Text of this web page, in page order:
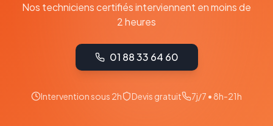
Nos techniciens certifiés interviennent en moins de
2 heures
01 88 33 64 60
Intervention sous 2h Devis gratuit 7j/7 • 8h-21h